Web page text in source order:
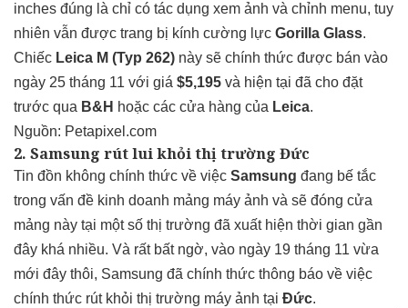
inches đúng là chỉ có tác dụng xem ảnh và chỉnh menu, tuy
nhiên vẫn được trang bị kính cường lực Gorilla Glass.
Chiếc Leica M (Typ 262) này sẽ chính thức được bán vào
ngày 25 tháng 11 với giá $5,195 và hiện tại đã cho đặt
trước qua B&H hoặc các cửa hàng của Leica.
Nguồn: Petapixel.com
2. Samsung rút lui khỏi thị trường Đức
Tin đồn không chính thức về việc Samsung đang bế tắc
trong vấn đề kinh doanh mảng máy ảnh và sẽ đóng cửa
mảng này tại một số thị trường đã xuất hiện thời gian gần
đây khá nhiều. Và rất bất ngờ, vào ngày 19 tháng 11 vừa
mới đây thôi, Samsung đã chính thức thông báo về việc
chính thức rút khỏi thị trường máy ảnh tại Đức.